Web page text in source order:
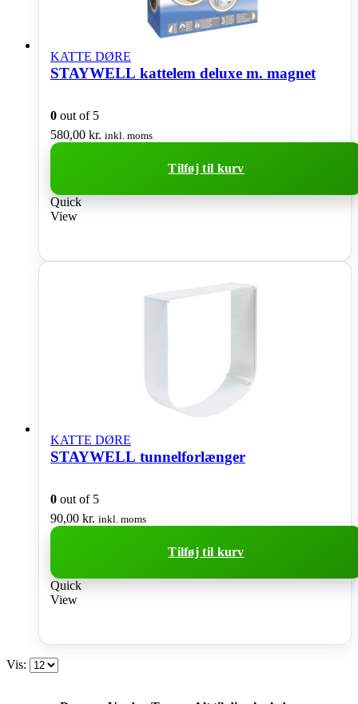
KATTE DØRE
STAYWELL kattelem deluxe m. magnet
0 out of 5
580,00 kr. inkl. moms
Tilføj til kurv
Quick
View
KATTE DØRE
STAYWELL tunnelforlænger
0 out of 5
90,00 kr. inkl. moms
Tilføj til kurv
Quick
View
Vis: